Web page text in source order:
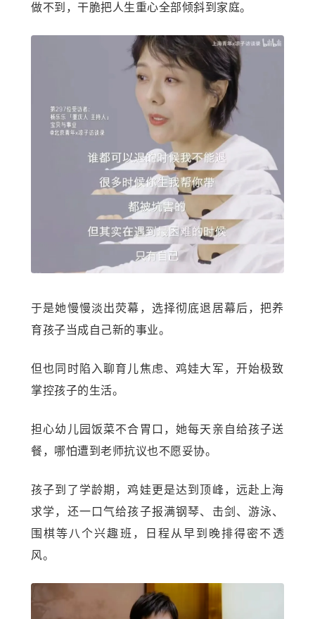
做不到，干脆把人生重心全部倾斜到家庭。
于是她慢慢淡出荧幕，选择彻底退居幕后，把养
育孩子当成自己新的事业。
但也同时陷入聊育儿焦虑、鸡娃大军，开始极致
掌控孩子的生活。
担心幼儿园饭菜不合胃口，她每天亲自给孩子送
餐，哪怕遭到老师抗议也不愿妥协。
孩子到了学龄期，鸡娃更是达到顶峰，远赴上海
求学，还一口气给孩子报满钢琴、击剑、游泳、
围棋等八个兴趣班，日程从早到晚排得密不透
风。